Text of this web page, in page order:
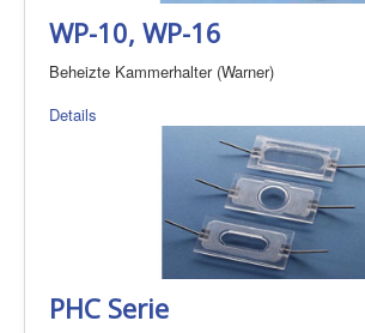
WP-10, WP-16
Beheizte Kammerhalter (Warner)
Details
PHC Serie